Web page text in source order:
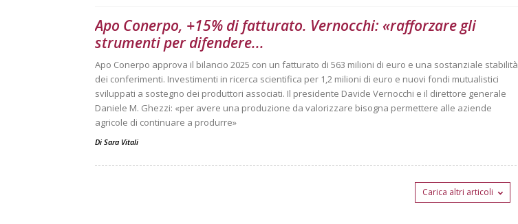
Apo Conerpo, +15% di fatturato. Vernocchi: «rafforzare gli
strumenti per difendere...
Apo Conerpo approva il bilancio 2025 con un fatturato di 563 milioni di euro e una sostanziale stabilità
dei conferimenti. Investimenti in ricerca scientifica per 1,2 milioni di euro e nuovi fondi mutualistici
sviluppati a sostegno dei produttori associati. Il presidente Davide Vernocchi e il direttore generale
Daniele M. Ghezzi: «per avere una produzione da valorizzare bisogna permettere alle aziende
agricole di continuare a produrre»
Di Sara Vitali
Carica altri articoli